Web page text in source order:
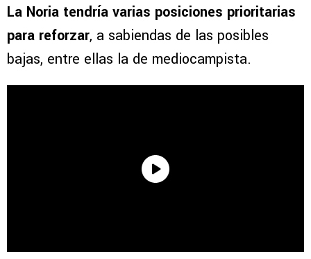
La Noria tendría varias posiciones prioritarias
para reforzar, a sabiendas de las posibles
bajas, entre ellas la de mediocampista.